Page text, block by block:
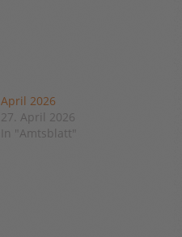
April 2026
27. April 2026
In "Amtsblatt"